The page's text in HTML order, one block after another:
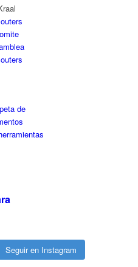
Seguir en Instagram